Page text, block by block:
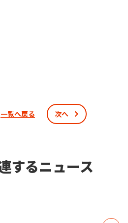
一覧へ戻る 次へ
するニュース